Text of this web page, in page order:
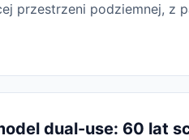
przestrzeni podziemnej, z
dual-use: 60 lat